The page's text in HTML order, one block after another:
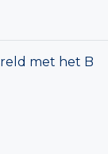
met het B